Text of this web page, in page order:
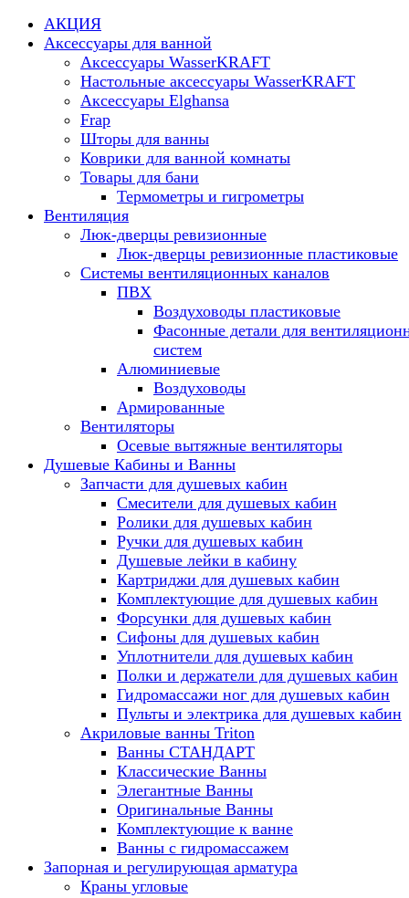
АКЦИЯ
Аксессуары для ванной
Аксессуары WasserKRAFT
Настольные аксессуары WasserKRAFT
Аксессуары Elghansa
Frap
Шторы для ванны
Коврики для ванной комнаты
Товары для бани
Термометры и гигрометры
Вентиляция
Люк-дверцы ревизионные
Люк-дверцы ревизионные пластиковые
Системы вентиляционных каналов
ПВХ
Воздуховоды пластиковые
Фасонные детали для
систем
Алюминиевые
Воздуховоды
Армированные
Вентиляторы
Осевые вытяжные вентиляторы
Душевые Кабины и Ванны
Запчасти для душевых кабин
Смесители для душевых кабин
Ролики для душевых кабин
Ручки для душевых кабин
Душевые лейки в кабину
Картриджи для душевых кабин
Комплектующие для душевых кабин
Форсунки для душевых кабин
Сифоны для душевых кабин
Уплотнители для душевых кабин
Полки и держатели для душевых кабин
Гидромассажи ног для душевых кабин
Пульты и электрика для душевых кабин
Акриловые ванны Triton
Ванны СТАНДАРТ
Классические Ванны
Элегантные Ванны
Оригинальные Ванны
Комплектующие к ванне
Ванны с гидромассажем
Запорная и регулирующая арматура
Краны угловые